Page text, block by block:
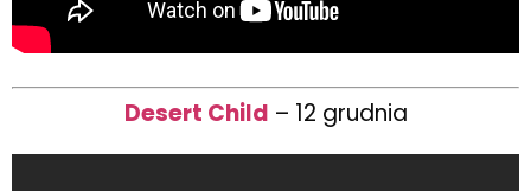
Desert Child – 12 grudnia